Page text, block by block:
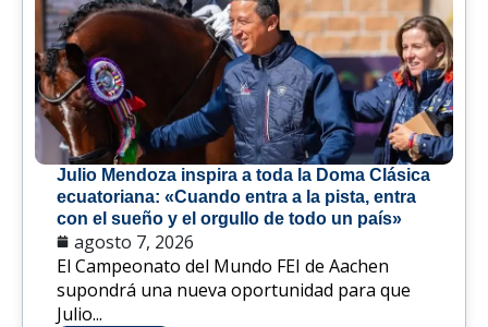
Julio Mendoza inspira a toda la Doma Clásica
ecuatoriana: «Cuando entra a la pista, entra
con el sueño y el orgullo de todo un país»
agosto 7, 2026
El Campeonato del Mundo FEI de Aachen
supondrá una nueva oportunidad para que
Julio...